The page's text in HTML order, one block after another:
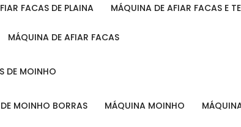
FACAS DE PLAINA MÁQUINA DE AFIAR FACAS E
MÁQUINA DE AFIAR FACAS
DE MOINHO
DE MOINHO BORRAS MÁQUINA MOINHO